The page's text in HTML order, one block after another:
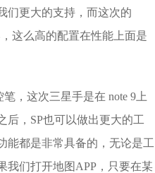
们更大的支持，而这次的
这么高的配置在性能上面是
，这次三星手是在 note 9上
，SP也可以做出更大的工
能都是非常具备的，无论是工
我们打开地图APP，只要在某